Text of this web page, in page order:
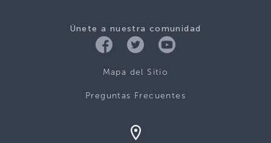
Únete a nuestra comunidad
Mapa del Sitio
Preguntas Frecuentes